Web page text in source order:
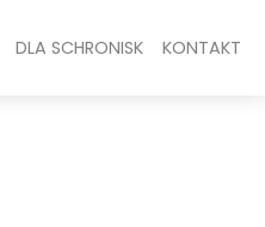
DLA SCHRONISK KONTAKT